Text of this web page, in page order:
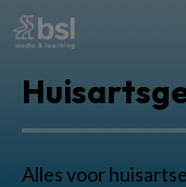
Alles voor